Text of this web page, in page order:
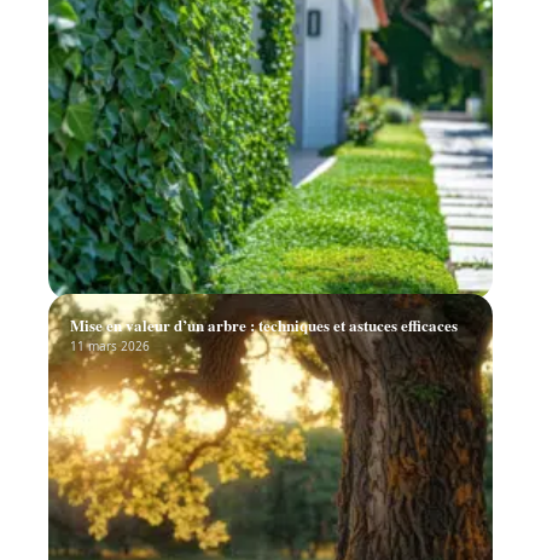
Techniques pour couvrir un mur extérieur et améliorer
votre façade
11 mars 2026